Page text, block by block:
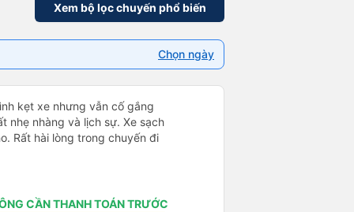
Xem bộ lọc chuyến phổ biến
Chọn ngày
kẹt xe nhưng vẫn cố gắng
nhẹ nhàng và lịch sự. Xe sạch
Rất hài lòng trong chuyến đi
CẦN THANH TOÁN TRƯỚC